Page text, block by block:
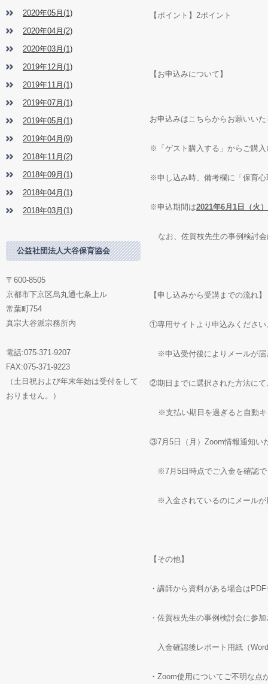
【ポイント】 2ポイント
【お申込みについて】
お申込みはこちらからお願い
※「ゲスト購入する」からご購
※申し込み時、備考欄に「保育
※申込期間は2021年6月 1 日（火
なお、佐賀枝先生の事例検討
【申し込みから受講までの流れ】
①専用サイトより申込みください
※申込受付後によりメールが届
②期日までに選択された方法にて
※支払い期日を過ぎると自動
③7月 5 日（月） Zoom情報通知い
※7月 5 日時点でご入金を確認
※入金されているのにメールが
【その他】
・講師から資料がある場合は PDF
・佐賀枝先生の事例検討会に参
入金確認後レポート用紙（Word
・Zoom使用についてご不明な
2020年05月(1)
2020年04月(2)
2020年03月(1)
2019年12月(1)
2019年11月(1)
2019年07月(1)
2019年05月(1)
2019年04月(9)
2018年11月(2)
2018年09月(1)
2018年04月(1)
2018年03月(1)
公益社団法人大谷保育協会
〒600-8505
京都市下京区烏丸通七条上ル
常葉町754
真宗大谷派宗務所内
電話:075-371-9207
FAX:075-371-9223
（土日祝および年末年始は受付をして
おりません。）